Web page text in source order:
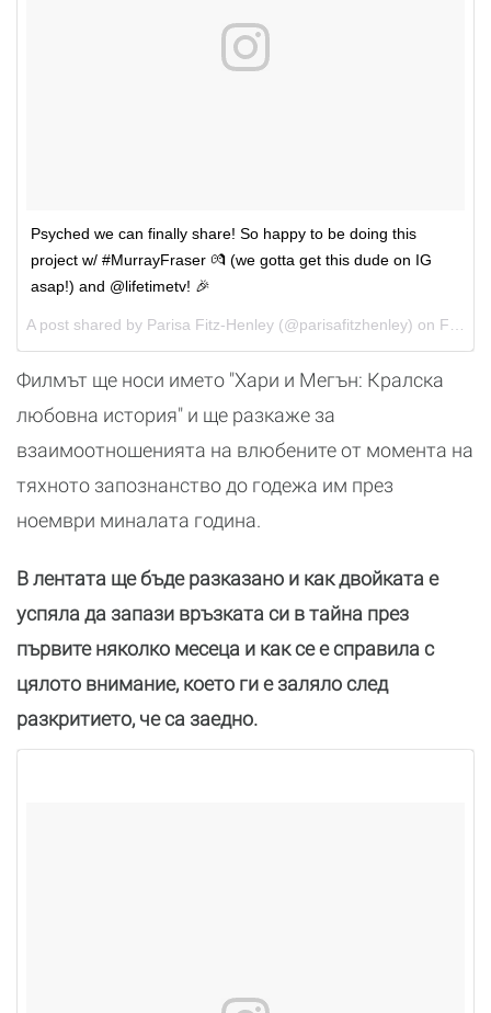
Psyched we can finally share! So happy to be doing this
project w/ #MurrayFraser 💏 (we gotta get this dude on IG
asap!) and @lifetimetv! 🎉
A post shared by Parisa Fitz-Henley (@parisafitzhenley) on Feb 5, 2018 at 12:32pm PST
Филмът ще носи името "Хари и Мегън: Кралска
любовна история" и ще разкаже за
взаимоотношенията на влюбените от момента на
тяхното запознанство до годежа им през
ноември миналата година.
В лентата ще бъде разказано и как двойката е
успяла да запази връзката си в тайна през
първите няколко месеца и как се е справила с
цялото внимание, което ги е заляло след
разкритието, че са заедно.